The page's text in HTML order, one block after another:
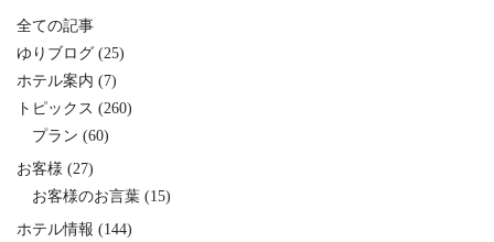
全ての記事
ゆりブログ (25)
ホテル案内 (7)
トピックス (260)
プラン (60)
お客様 (27)
お客様のお言葉 (15)
ホテル情報 (144)